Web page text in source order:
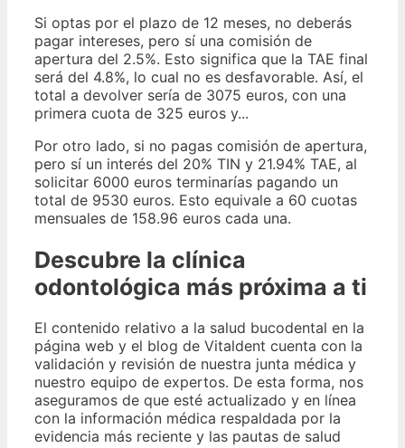
Si optas por el plazo de 12 meses, no deberás
pagar intereses, pero sí una comisión de
apertura del 2.5%. Esto significa que la TAE final
será del 4.8%, lo cual no es desfavorable. Así, el
total a devolver sería de 3075 euros, con una
primera cuota de 325 euros y...
Por otro lado, si no pagas comisión de apertura,
pero sí un interés del 20% TIN y 21.94% TAE, al
solicitar 6000 euros terminarías pagando un
total de 9530 euros. Esto equivale a 60 cuotas
mensuales de 158.96 euros cada una.
Descubre la clínica
odontológica más próxima a ti
El contenido relativo a la salud bucodental en la
página web y el blog de Vitaldent cuenta con la
validación y revisión de nuestra junta médica y
nuestro equipo de expertos. De esta forma, nos
aseguramos de que esté actualizado y en línea
con la información médica respaldada por la
evidencia más reciente y las pautas de salud